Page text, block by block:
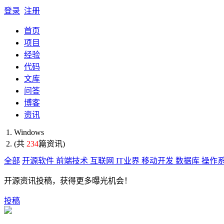
登录 注册
首页
项目
经验
代码
文库
问答
博客
资讯
Windows
(共 234篇资讯)
全部 开源软件 前端技术 互联网 IT业界 移动开发 数据库 操作
开源资讯投稿，获得更多曝光机会！
投稿